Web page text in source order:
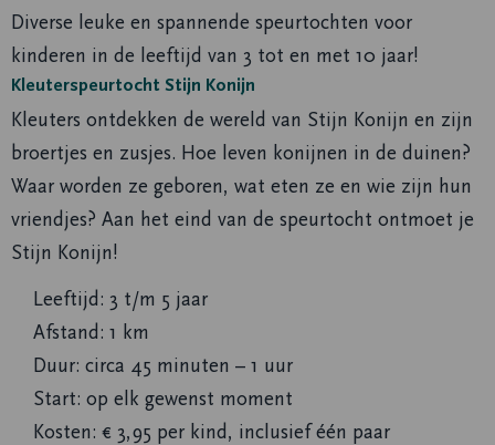
Diverse leuke en spannende speurtochten voor
kinderen in de leeftijd van 3 tot en met 10 jaar!
Kleuterspeurtocht Stijn Konijn
Kleuters ontdekken de wereld van Stijn Konijn en zijn
broertjes en zusjes. Hoe leven konijnen in de duinen?
Waar worden ze geboren, wat eten ze en wie zijn hun
vriendjes? Aan het eind van de speurtocht ontmoet je
Stijn Konijn!
Leeftijd: 3 t/m 5 jaar
Afstand: 1 km
Duur: circa 45 minuten – 1 uur
Start: op elk gewenst moment
Kosten: € 3,95 per kind, inclusief één paar